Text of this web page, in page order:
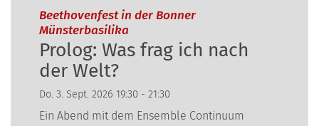
Beethovenfest in der Bonner
Münsterbasilika
Prolog: Was frag ich nach
der Welt?
Do. 3. Sept. 2026 19:30 - 21:30
Ein Abend mit dem Ensemble Continuum